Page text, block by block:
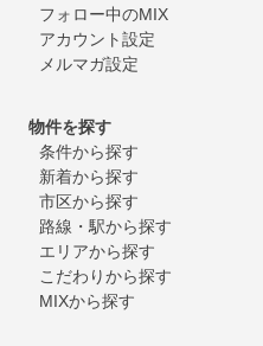
フォロー中のMIX
アカウント設定
メルマガ設定
物件を探す
条件から探す
新着から探す
市区から探す
路線・駅から探す
エリアから探す
こだわりから探す
MIXから探す